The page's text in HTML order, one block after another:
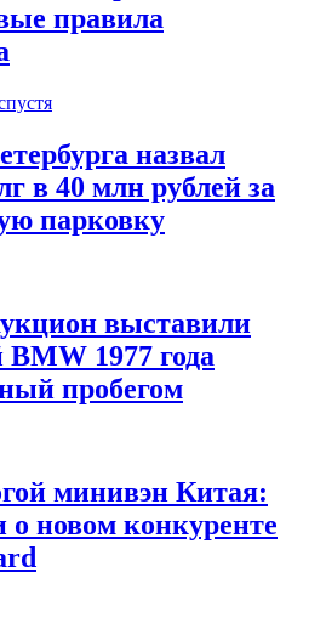
правила
назвал
в 40 млн рублей за
парковку
выставили
1977 года
пробегом
минивэн Китая:
о новом конкуренте